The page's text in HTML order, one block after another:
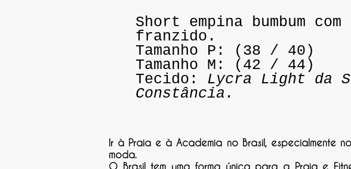
Short empina bumbum
franzido.
Tamanho P: (38 / 40)
Tamanho M: (42 / 44)
Tecido: Lycra Light da
Constância.
Ir à Praia e à Academia no Brasil, especialmente no
moda.
O Brasil tem uma forma única para a Praia e